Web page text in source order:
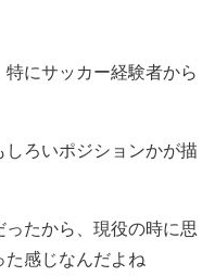
にサッカー経験者から
ろいポジションかが描
たから、現役の時に思
感じなんだよね